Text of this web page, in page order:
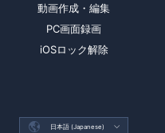
動画作成・編集
PC画面録画
iOSロック解除
 日本語 (Japanese) 